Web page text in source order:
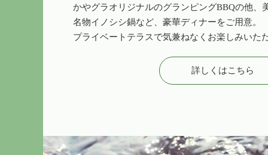
かやグラオリジナルのグランピングBBQの他、
名物イノシシ鍋など、豪華ディナーをご用意。
プライベートテラスで気兼ねなくお楽しみいた
詳しくはこちら